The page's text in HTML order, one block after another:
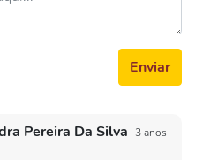
Enviar
Pereira Da Silva 3 anos